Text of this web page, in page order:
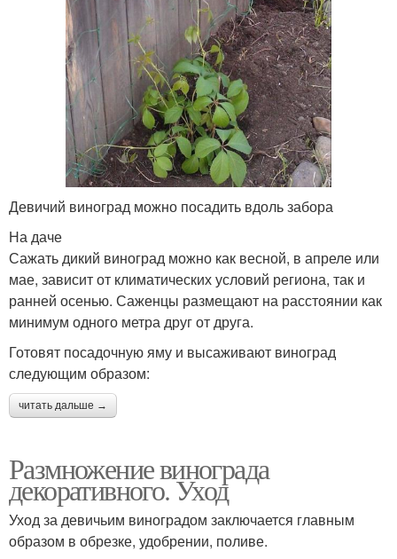
Девичий виноград можно посадить вдоль забора
На даче
Сажать дикий виноград можно как весной, в апреле или
мае, зависит от климатических условий региона, так и
ранней осенью. Саженцы размещают на расстоянии как
минимум одного метра друг от друга.
Готовят посадочную яму и высаживают виноград
следующим образом:
читать дальше →
Размножение винограда
декоративного. Уход
Уход за девичьим виноградом заключается главным
образом в обрезке, удобрении, поливе.